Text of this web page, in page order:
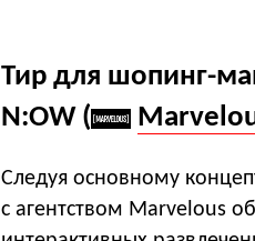
Тир для шопинг-
N:OW (
Следуя основному
с агентством Marvelous